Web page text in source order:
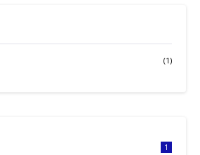
(1)
1